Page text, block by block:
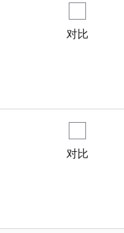
对比
对比